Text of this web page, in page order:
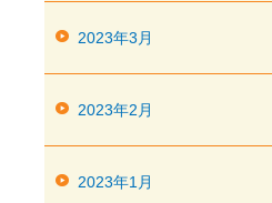
2023年3月
2023年2月
2023年1月